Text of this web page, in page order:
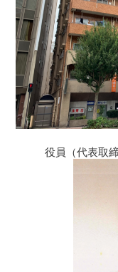
役員（代表取